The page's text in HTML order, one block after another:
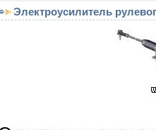
Электроусилитель